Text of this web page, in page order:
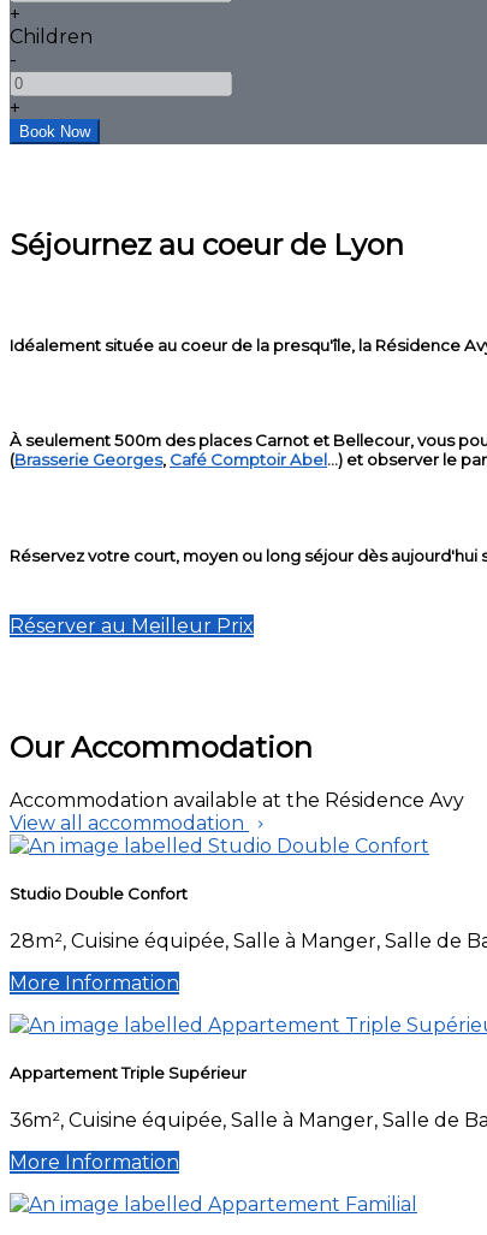
+
Children
-
+
Séjournez au coeur de Lyon
Idéalement située au coeur de la presqu'île, la Résidence
À seulement 500m des places Carnot et Bellecour, vous
(Brasserie Georges, Café Comptoir Abel...) et observer le
Réservez votre court, moyen ou long séjour dès
Réserver au Meilleur Prix
Our Accommodation
Accommodation available at the Résidence Avy
View all accommodation
Studio Double Confort
28m², Cuisine équipée, Salle à Manger, Salle de
More Information
Appartement Triple Supérieur
36m², Cuisine équipée, Salle à Manger, Salle de
More Information